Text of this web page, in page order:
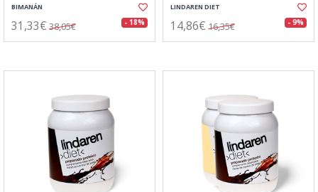
BIMANÁN
31,33€ 38,05€ - 18%
LINDAREN DIET
14,86€ 16,35€ - 9%